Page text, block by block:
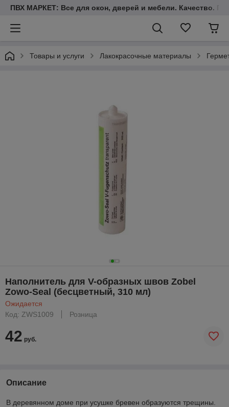
ПВХ МАРКЕТ: Все для окон, дверей и мебели. Качество.
Товары и услуги Лакокрасочные материалы
Наполнитель для V-образных швов Zobel
Zowo-Seal (бесцветный, 310 мл)
Ожидается
Код: ZWS1009
Розница
42 руб.
Описание
В деревянном доме при усушке бревен образуются трещины.